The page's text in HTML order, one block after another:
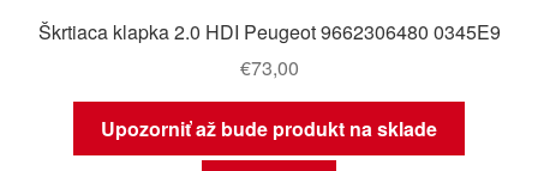
Škrtiaca klapka 2.0 HDI Peugeot 9662306480 0345E9
€73,00
Upozorniť až bude produkt na sklade